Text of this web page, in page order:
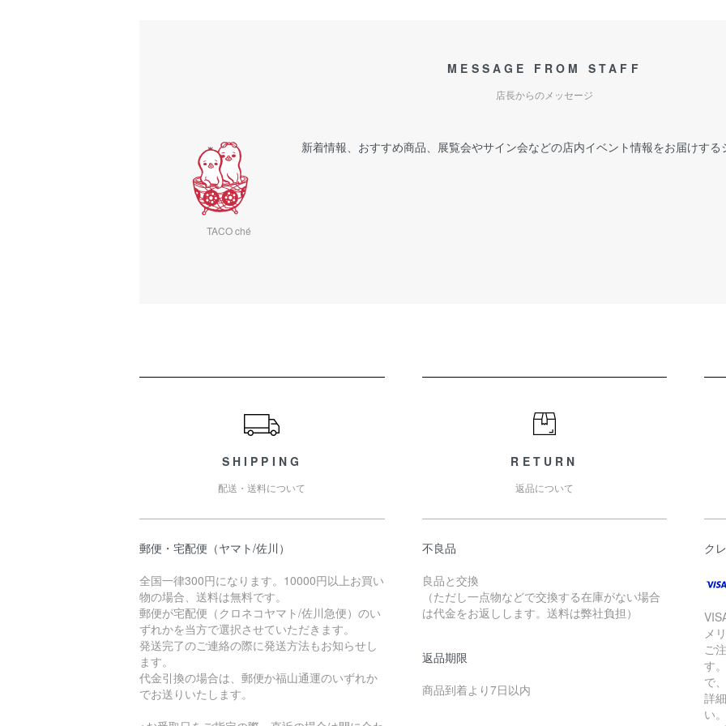
MESSAGE FROM STAFF
店長からのメッセージ
TACO ché
新着情報、おすすめ商品、展覧会やサイン会などの店内イベント情報をお届けする
SHIPPING
配送・送料について
郵便・宅配便（ヤマト/佐川）
全国一律300円になります。10000円以上お買い
物の場合、送料は無料です。
郵便が宅配便（クロネコヤマト/佐川急便）のい
ずれかを当方で選択させていただきます。
発送完了のご連絡の際に発送方法もお知らせし
ます。
代金引換の場合は、郵便か福山通運のいずれか
でお送りいたします。
RETURN
返品について
不良品
良品と交換
（ただし一点物などで交換する在庫がない場合
は代金をお返しします。送料は弊社負担）
返品期限
商品到着より7日以内
ク
メ
ご
す
で
詳
い。